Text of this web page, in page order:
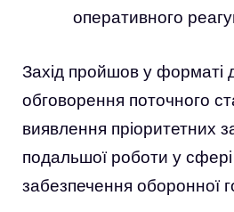
оперативного
Захід пройшов у форматі
обговорення поточного
виявлення пріоритетних
подальшої роботи у сфері
забезпечення оборонної